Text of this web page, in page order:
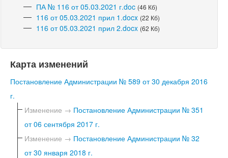
ПА № 116 от 05.03.2021 г.doc (46 Кб)
116 от 05.03.2021 прил 1.docx (22 Кб)
116 от 05.03.2021 прил 2.docx (62 Кб)
Карта изменений
Постановление Администрации № 589 от 30 декабря 2016
г.
Изменение → Постановление Администрации № 351
от 06 сентября 2017 г.
Изменение → Постановление Администрации № 32
от 30 января 2018 г.